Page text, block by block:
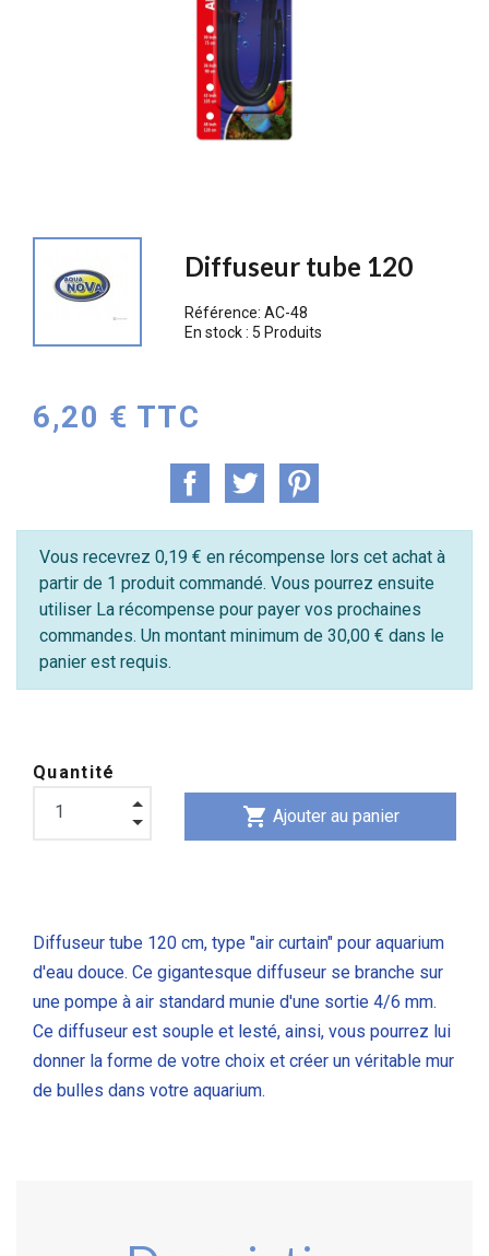
Diffuseur tube 120
Référence:AC-48
En stock : 5 Produits
6,20 € TTC
Vous recevrez 0,19 € en récompense lors cet achat à
partir de 1 produit commandé. Vous pourrez ensuite
utiliser La récompense pour payer vos prochaines
commandes. Un montant minimum de 30,00 € dans le
panier est requis.
Quantité
shopping_cart Ajouter au panier
Diffuseur tube 120 cm, type "air curtain" pour aquarium
d'eau douce. Ce gigantesque diffuseur se branche sur
une pompe à air standard munie d'une sortie 4/6 mm.
Ce diffuseur est souple et lesté, ainsi, vous pourrez lui
donner la forme de votre choix et créer un véritable mur
de bulles dans votre aquarium.